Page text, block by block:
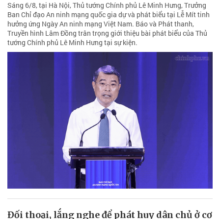
Sáng 6/8, tại Hà Nội, Thủ tướng Chính phủ Lê Minh Hưng, Trưởng
Ban Chỉ đạo An ninh mạng quốc gia dự và phát biểu tại Lễ Mít tinh
hưởng ứng Ngày An ninh mạng Việt Nam. Báo và Phát thanh,
Truyền hình Lâm Đồng trân trọng giới thiệu bài phát biểu của Thủ
tướng Chính phủ Lê Minh Hưng tại sự kiện.
Đối thoại, lắng nghe để phát huy dân chủ ở cơ